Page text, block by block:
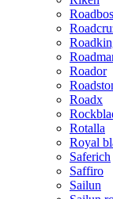
Roador
Roadx
Rotalla
Royal
Saferich
Saffiro
Sailun